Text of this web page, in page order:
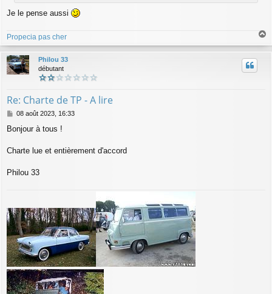
Je le pense aussi
Propecia pas cher
a
u
Philou 33
débutant
Re: Charte de TP - A lire
M
s
a
08 août 2023, 16:33
Bonjour à tous !
Charte lue et entièrement d'accord
Philou 33